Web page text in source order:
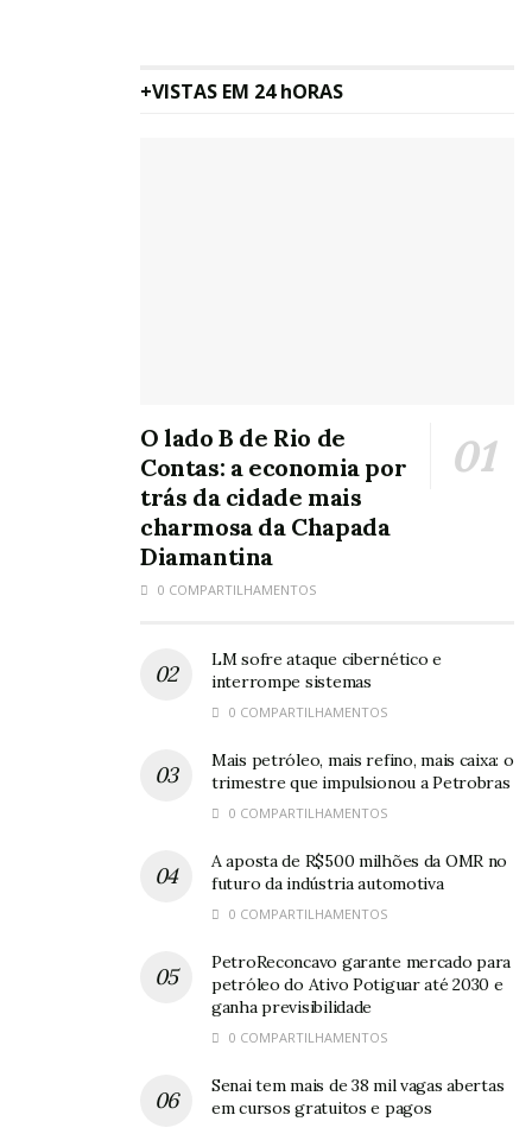
+VISTAS EM 24 hORAS
O lado B de Rio de
Contas: a economia por
trás da cidade mais
charmosa da Chapada
Diamantina
0 COMPARTILHAMENTOS
LM sofre ataque cibernético e
interrompe sistemas
0 COMPARTILHAMENTOS
Mais petróleo, mais refino, mais caixa: o
trimestre que impulsionou a Petrobras
0 COMPARTILHAMENTOS
A aposta de R$500 milhões da OMR no
futuro da indústria automotiva
0 COMPARTILHAMENTOS
PetroReconcavo garante mercado para
petróleo do Ativo Potiguar até 2030 e
ganha previsibilidade
0 COMPARTILHAMENTOS
Senai tem mais de 38 mil vagas abertas
em cursos gratuitos e pagos